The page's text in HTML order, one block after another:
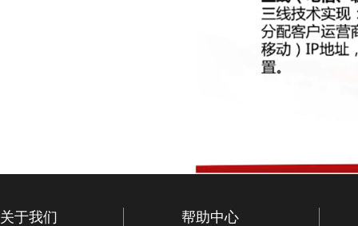
关于我们 帮助中心